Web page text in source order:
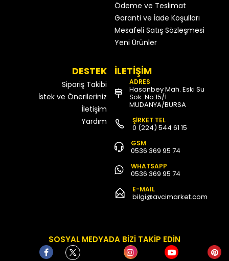
Ödeme ve Teslimat
Garanti ve İade Koşulları
Mesafeli Satış Sözleşmesi
Yeni Ürünler
DESTEK
Sipariş Takibi
İstek ve Önerileriniz
İletişim
Yardım
İLETİŞİM
ADRES
Hasanbey Mah. Eski Su
Sok. No:15/1
MUDANYA/BURSA
ŞİRKET TEL
0 (224) 544 61 15
GSM
0536 369 95 74
WHATSAPP
0536 369 95 74
E-MAIL
bilgi@avcimarket.com
SOSYAL MEDYADA BİZİ TAKİP EDİN